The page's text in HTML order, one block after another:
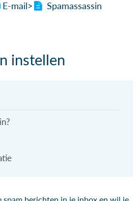
​E-mail​>​
Spamassassin
instellen